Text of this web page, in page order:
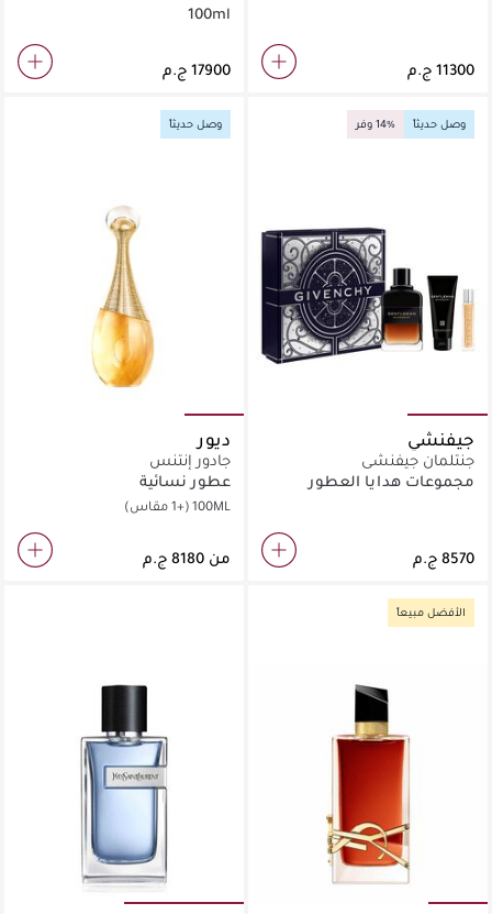
100ml
وصل حديثاً 14% وفر
جيفنشي
جنتلمان جيفنشي
مجموعات هدايا العطور
وصل حديثاً
ديور
جادور إنتنس
عطور نسائية
100ML(+1 مقاس)
من
الأفضل مبيعاً